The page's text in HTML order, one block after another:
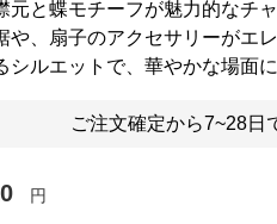
元と蝶モチーフが魅力的なチ
や、扇子のアクセサリーがエ
シルエットで、華やかな場面
ご注文確定から7~28日
円